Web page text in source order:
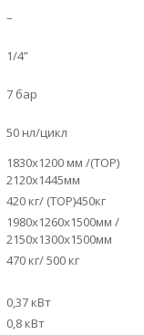
–
1/4”
7 бар
50 нл/цикл
1830х1200 мм /(ТОР)
2120х1445мм
420 кг/ (ТОР)450кг
1980х1260х1500мм /
2150х1300х1500мм
470 кг/ 500 кг
0,37 кВт
0,8 кВт